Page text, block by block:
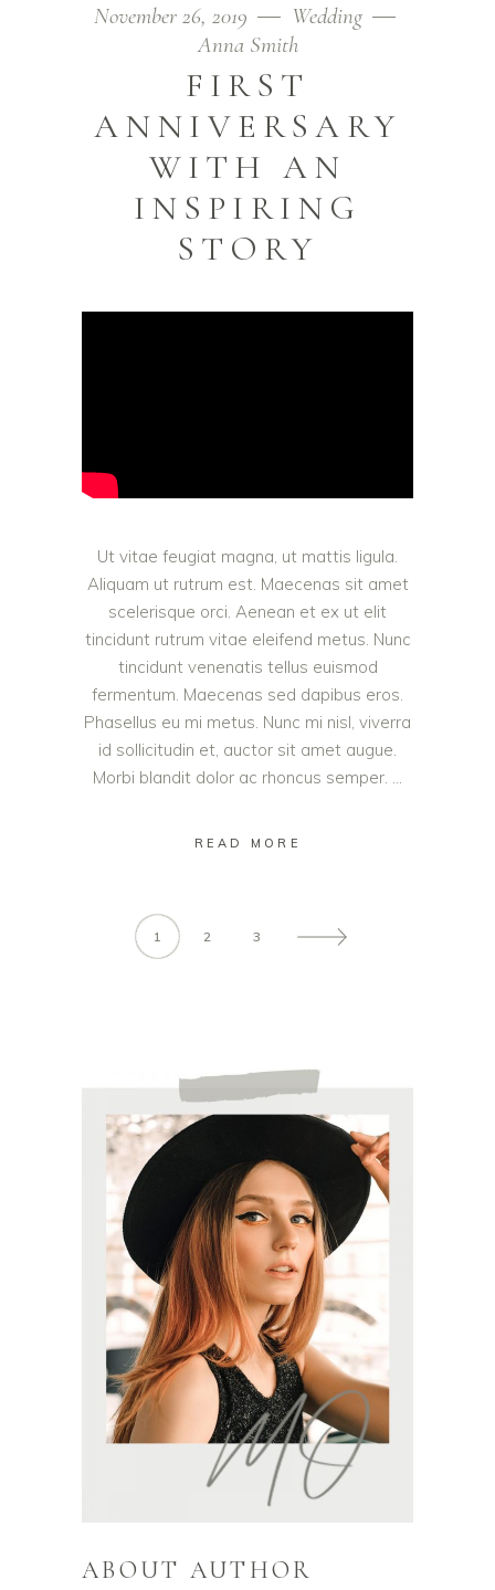
November 26, 2019
Wedding
Anna Smith
FIRST
ANNIVERSARY
WITH AN
INSPIRING
STORY
Ut vitae feugiat magna, ut mattis ligula.
Aliquam ut rutrum est. Maecenas sit amet
scelerisque orci. Aenean et ex ut elit
tincidunt rutrum vitae eleifend metus. Nunc
tincidunt venenatis tellus euismod
fermentum. Maecenas sed dapibus eros.
Phasellus eu mi metus. Nunc mi nisl, viverra
id sollicitudin et, auctor sit amet augue.
Morbi blandit dolor ac rhoncus semper.
READ MORE
1 2 3
ABOUT AUTHOR